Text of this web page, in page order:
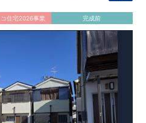
住宅2026事業 完成前